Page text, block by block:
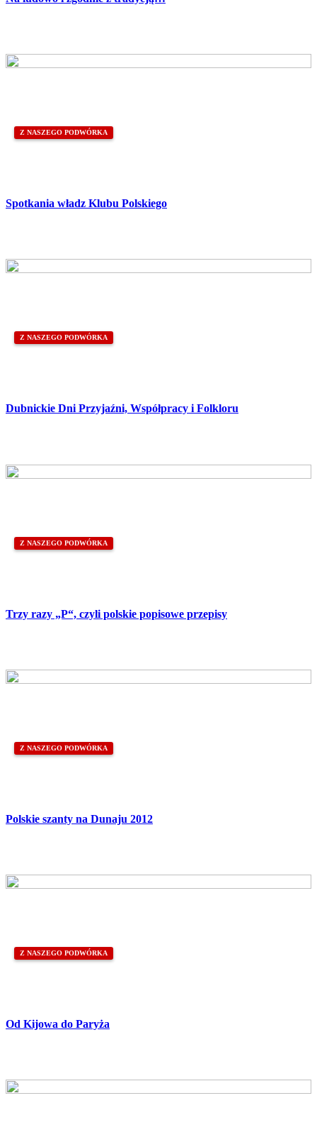
Z NASZEGO PODWÓRKA
Spotkania władz Klubu Polskiego
Z NASZEGO PODWÓRKA
Dubnickie Dni Przyjaźni, Współpracy i Folkloru
Z NASZEGO PODWÓRKA
Trzy razy „P“, czyli polskie popisowe przepisy
Z NASZEGO PODWÓRKA
Polskie szanty na Dunaju 2012
Z NASZEGO PODWÓRKA
Od Kijowa do Paryża